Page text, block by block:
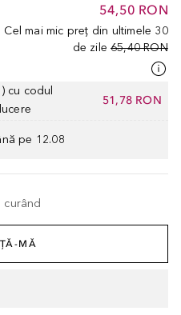
54,50 RON
Cel mai mic preț din ultimele 30
de zile 65,40 RON
cu codul
51,78 RON
pe 12.08
MĂ